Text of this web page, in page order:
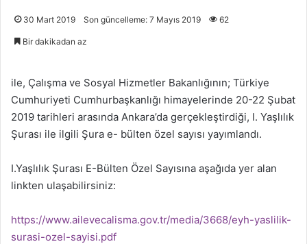
30 Mart 2019 Son güncelleme: 7 Mayıs 2019 62
Bir dakikadan az
ile, Çalışma ve Sosyal Hizmetler Bakanlığının; Türkiye
Cumhuriyeti Cumhurbaşkanlığı himayelerinde 20-22 Şubat
2019 tarihleri arasında Ankara’da gerçekleştirdiği, I. Yaşlılık
Şurası ile ilgili Şura e- bülten özel sayısı yayımlandı.
I.Yaşlılık Şurası E-Bülten Özel Sayısına aşağıda yer alan
linkten ulaşabilirsiniz:
https://www.ailevecalisma.gov.tr/media/3668/eyh-yaslilik-
surasi-ozel-sayisi.pdf